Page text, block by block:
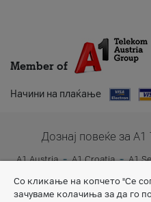
Member of
Начини на плаќање
Дознај повеќе за
A1 Austria A1 Croatia A1
A1 Slovenia
Со кликање на копчето "Се
зачуваме колачиња за да го